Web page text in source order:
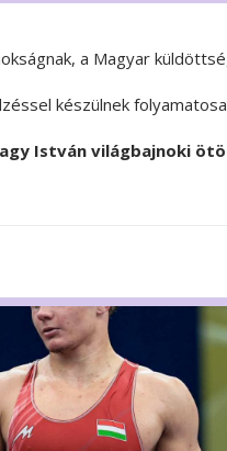
a Magyar
készülnek
István világbajnoki